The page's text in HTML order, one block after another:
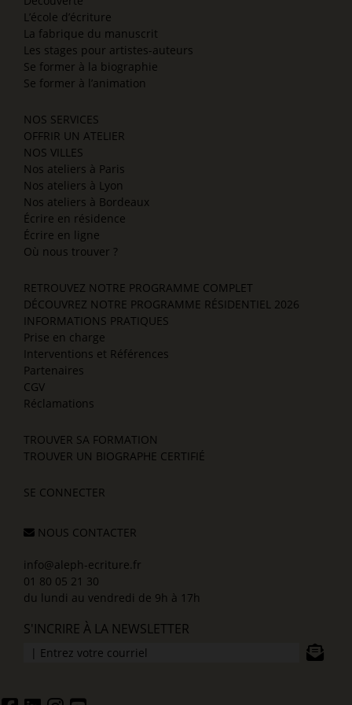
L’école d’écriture
La fabrique du manuscrit
Les stages pour artistes-auteurs
Se former à la biographie
Se former à l’animation
NOS SERVICES
OFFRIR UN ATELIER
NOS VILLES
Nos ateliers à Paris
Nos ateliers à Lyon
Nos ateliers à Bordeaux
Écrire en résidence
Écrire en ligne
Où nous trouver ?
RETROUVEZ NOTRE PROGRAMME COMPLET
DÉCOUVREZ NOTRE PROGRAMME RÉSIDENTIEL 2026
INFORMATIONS PRATIQUES
Prise en charge
Interventions et Références
Partenaires
CGV
Réclamations
TROUVER SA FORMATION
TROUVER UN BIOGRAPHE CERTIFIÉ
SE CONNECTER
NOUS CONTACTER
info@aleph-ecriture.fr
01 80 05 21 30
du lundi au vendredi de 9h à 17h
S'INCRIRE À LA NEWSLETTER